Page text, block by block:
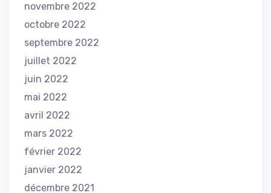
novembre 2022
octobre 2022
septembre 2022
juillet 2022
juin 2022
mai 2022
avril 2022
mars 2022
février 2022
janvier 2022
décembre 2021